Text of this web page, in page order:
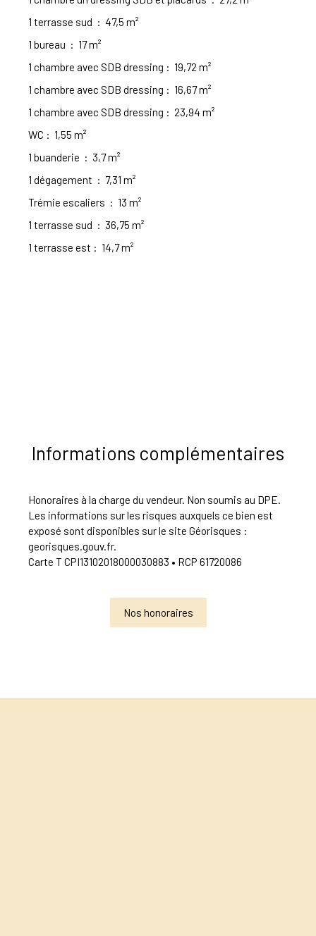
1 terrasse sud : 47,5 m²
1 bureau : 17 m²
1 chambre avec SDB dressing : 19,72 m²
1 chambre avec SDB dressing : 16,67 m²
1 chambre avec SDB dressing : 23,94 m²
WC : 1,55 m²
1 buanderie : 3,7 m²
1 dégagement : 7,31 m²
Trémie escaliers : 13 m²
1 terrasse sud : 36,75 m²
1 terrasse est : 14,7 m²
Informations complémentaires
Honoraires à la charge du vendeur. Non soumis au DPE.
Les informations sur les risques auxquels ce bien est
exposé sont disponibles sur le site Géorisques :
georisques.gouv.fr.
Carte T CPI13102018000030883 • RCP 61720086
Nos honoraires